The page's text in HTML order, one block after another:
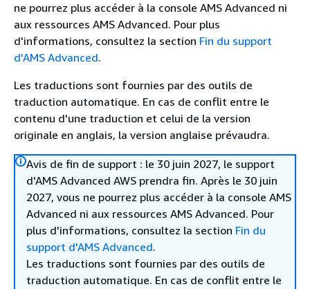
ne pourrez plus accéder à la console AMS Advanced ni
aux ressources AMS Advanced. Pour plus
d'informations, consultez la section Fin du support
d'AMS Advanced.
Les traductions sont fournies par des outils de
traduction automatique. En cas de conflit entre le
contenu d'une traduction et celui de la version
originale en anglais, la version anglaise prévaudra.
Avis de fin de support : le 30 juin 2027, le support
d'AMS Advanced AWS prendra fin. Après le 30 juin
2027, vous ne pourrez plus accéder à la console AMS
Advanced ni aux ressources AMS Advanced. Pour
plus d'informations, consultez la section Fin du
support d'AMS Advanced.
Les traductions sont fournies par des outils de
traduction automatique. En cas de conflit entre le